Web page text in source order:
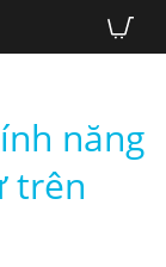
năng
trên